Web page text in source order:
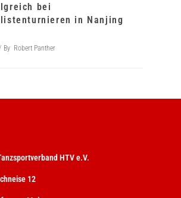
bei
in Nanjing
By Robert Panther
HTV e.V.
12